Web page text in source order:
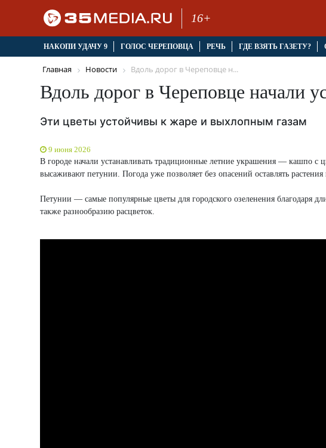
16+
НАКОПИ УДАЧУ 9 ГОЛОС ЧЕРЕПОВЦА РЕЧЬ ГДЕ ВЗЯТЬ ГАЗЕТУ?
Главная Новости Вдоль дорог в Череповце н...
Вдоль дорог в Череповце начали
Эти цветы устойчивы к жаре и выхлопным газам
9 июня 2026
В городе начали устанавливать традиционные летние украшения — кашпо с
высаживают петунии. Погода уже позволяет без опасений оставлять растения
Петунии — самые популярные цветы для городского озеленения благодаря
также разнообразию расцветок.